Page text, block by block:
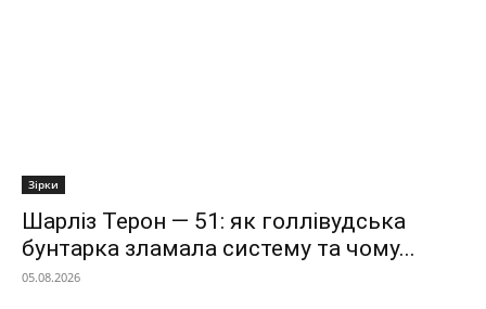
Зірки
Шарліз Терон — 51: як голлівудська
бунтарка зламала систему та чому...
05.08.2026